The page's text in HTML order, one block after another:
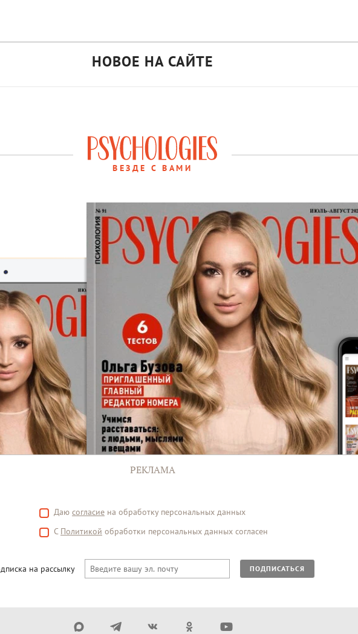
НОВОЕ НА САЙТЕ
ВЕЗДЕ С ВАМИ
РЕКЛАМА
Даю согласие на обработку персональных данных
С Политикой обработки персональных данных согласен
на рассылку ПОДПИСАТЬСЯ